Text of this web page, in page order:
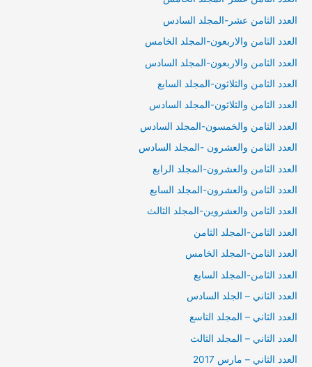
العدد الثامن عشر-المجلد السادس
العدد الثامن والاربعون-المجلد الخامس
العدد الثامن والاربعون-المجلد السادس
العدد الثامن والثلاثون-المجلد السابع
العدد الثامن والثلاثون-المجلد السادس
العدد الثامن والخمسون-المجلد السادس
العدد الثامن والعشرون -المجلد السادس
العدد الثامن والعشرون-المجلد الرابع
العدد الثامن والعشرون-المجلد السابع
العدد الثامن والعشروين-المجلد الثالث
العدد الثامن-المجلد الثامن
العدد الثامن-المجلد الخامس
العدد الثامن-المجلد السابع
العدد الثاني – الجلد السادس
العدد الثاني – المجلد التاسع
العدد الثاني – المجلد الثالث
العدد الثاني – مارس 2017